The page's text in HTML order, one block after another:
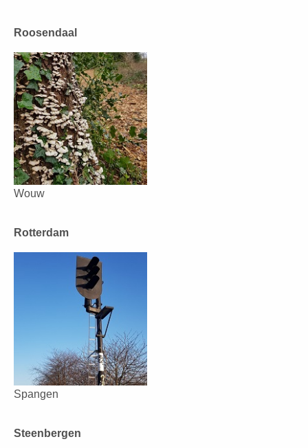
Roosendaal
Wouw
Rotterdam
Spangen
Steenbergen